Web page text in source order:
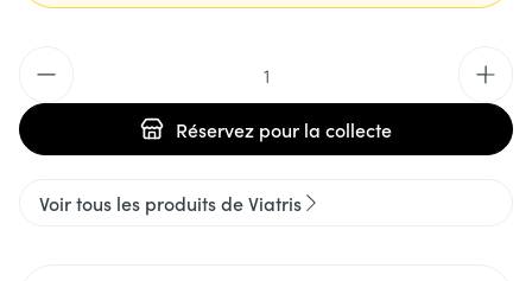
Réservez pour la collecte
Voir tous les produits de Viatris